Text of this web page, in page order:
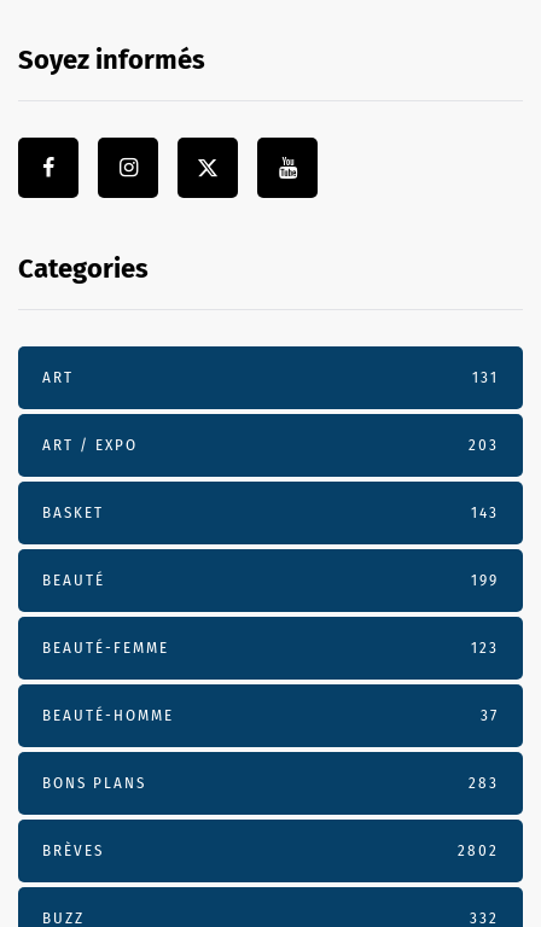
Soyez informés
Categories
ART 131
ART / EXPO 203
BASKET 143
BEAUTÉ 199
BEAUTÉ-FEMME 123
BEAUTÉ-HOMME 37
BONS PLANS 283
BRÈVES 2802
BUZZ 332